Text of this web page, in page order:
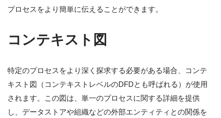
プロセスをより簡単に伝えることができます。
コンテキスト図
特定のプロセスをより深く探求する必要がある場合、コンテ
キスト図（コンテキストレベルのDFDとも呼ばれる）が使用
されます。この図は、単一のプロセスに関する詳細を提供
し、データストアや組織などの外部エンティティとの関係を